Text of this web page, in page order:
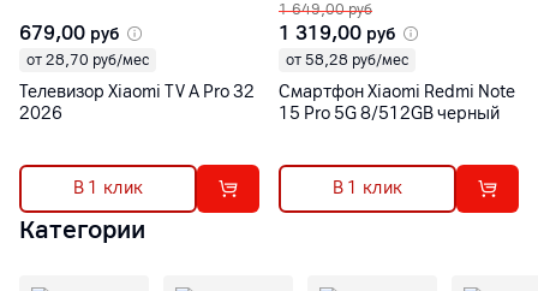
679,00 руб
от 28,70 руб/мес
Телевизор Xiaomi TV A Pro 32
2026
В 1 клик
1 649,00 руб
1 319,00 руб
от 58,28 руб/мес
Смартфон Xiaomi Redmi Note
15 Pro 5G 8/512GB черный
В 1 клик
Категории